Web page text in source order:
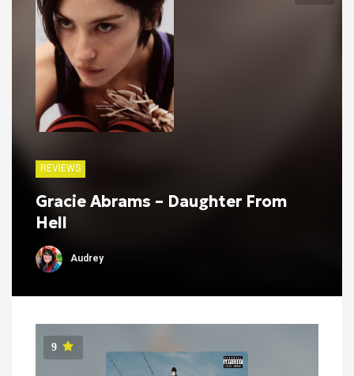
REVIEWS
Gracie Abrams – Daughter From
Hell
Audrey
9